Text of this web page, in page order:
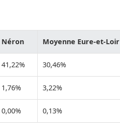
Néron Moyenne Eure-et-Loir
41,22% 30,46%
1,76% 3,22%
0,00% 0,13%